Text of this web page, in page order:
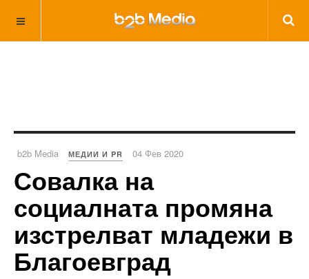
b2b Media МЕДИИ И PR 04 Фев 2020
Совалка на
социалната промяна
изстрелват младежи в
Благоевград